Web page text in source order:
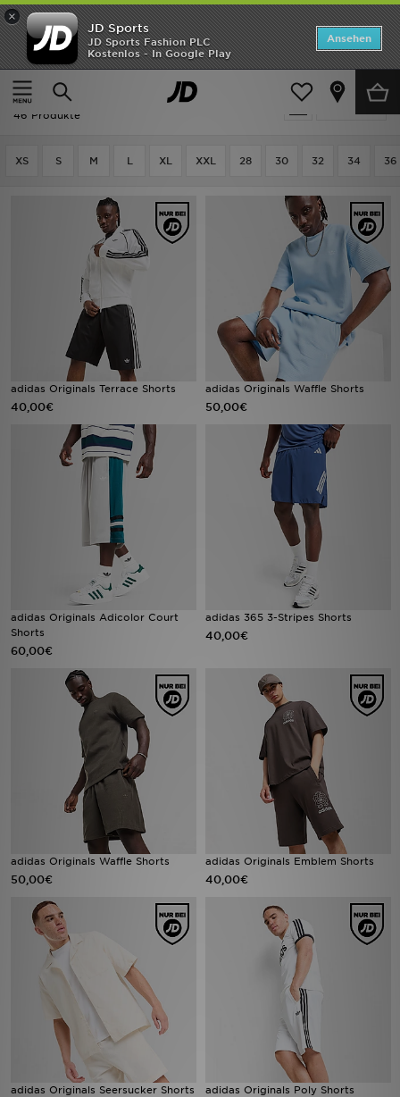
×
JD Sports
JD Sports Fashion PLC
Kostenlos - In Google Play
Ansehen
Startseite
Herren Herrenbekleidung Shorts
verfeinern
Herren - Adidas Shorts
46 Produkte
XS S M L XL XXL 28 30 32 34 36
adidas Originals Terrace Shorts
40,00€
adidas Originals Waffle Shorts
50,00€
adidas Originals Adicolor Court
Shorts
60,00€
adidas 365 3-Stripes Shorts
40,00€
adidas Originals Waffle Shorts
50,00€
adidas Originals Emblem Shorts
40,00€
adidas Originals Seersucker Shorts adidas Originals Poly Shorts
Startseite
ANGEBOTE
Marken
Bestsellers
JD Exklusives
Lade Die APP
Geschenkkarte
Meine Nachrichten
Bestellverfolgung
Hilfe & Kontakt
Trending Styles